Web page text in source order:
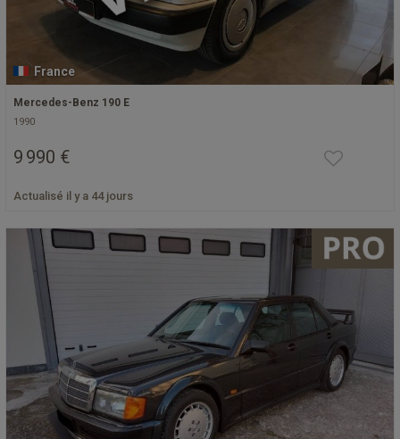
France
Mercedes-Benz 190 E
1990
9 990 €
Actualisé il y a 44 jours